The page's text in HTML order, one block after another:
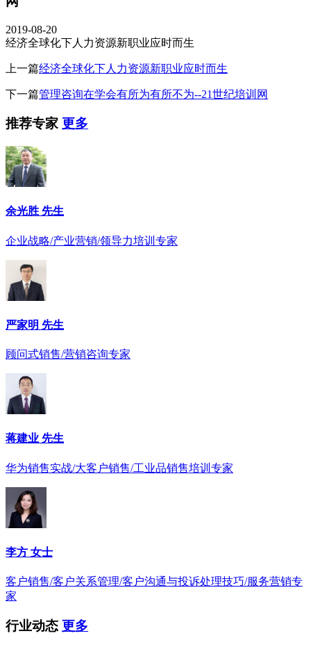
2019-08-20
经济全球化下人力资源新职业应时而生
上一篇经济全球化下人力资源新职业应时而生
下一篇管理咨询在学会有所为有所不为--21世纪培训网
推荐专家 更多
余光胜 先生
企业战略/产业营销/领导力培训专家
严家明 先生
顾问式销售/营销咨询专家
蒋建业 先生
华为销售实战/大客户销售/工业品销售培训专家
李方 女士
客户销售/客户关系管理/客户沟通与投诉处理技巧/服务营销专
家
行业动态 更多